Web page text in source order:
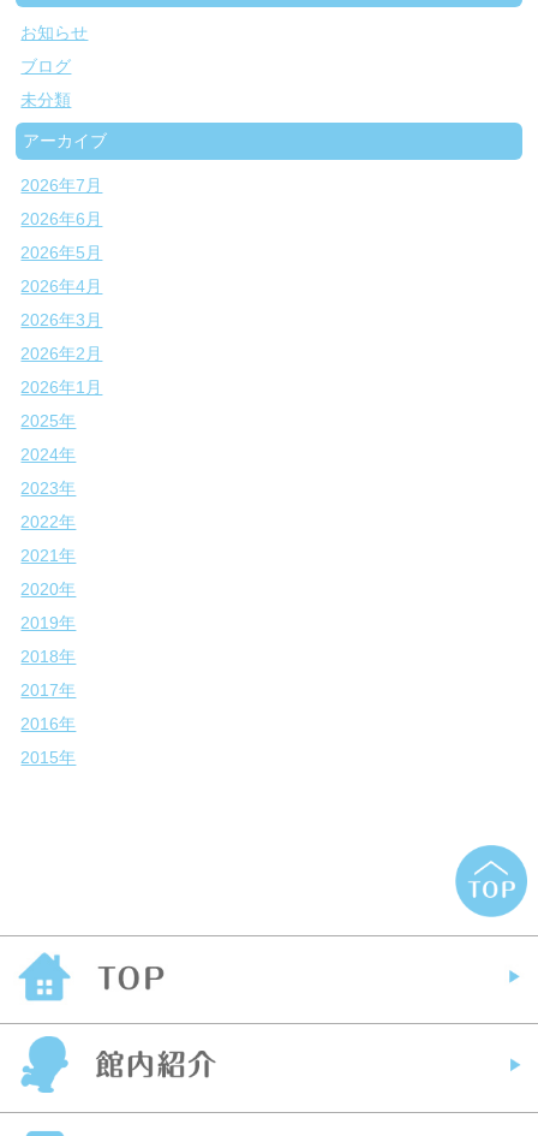
お知らせ
ブログ
未分類
アーカイブ
2026年7月
2026年6月
2026年5月
2026年4月
2026年3月
2026年2月
2026年1月
2025年
2024年
2023年
2022年
2021年
2020年
2019年
2018年
2017年
2016年
2015年